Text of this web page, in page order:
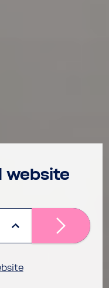
website